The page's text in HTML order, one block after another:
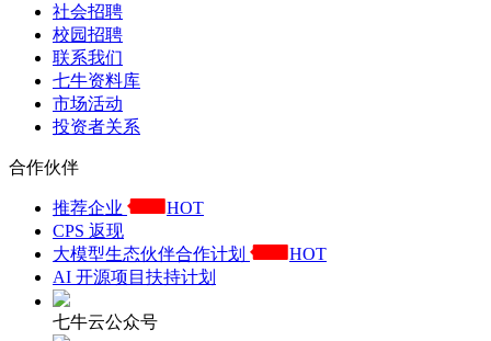
社会招聘
校园招聘
联系我们
七牛资料库
市场活动
投资者关系
合作伙伴
推荐企业
HOT
CPS 返现
大模型生态伙伴合作计划
HOT
AI 开源项目扶持计划
七牛云公众号